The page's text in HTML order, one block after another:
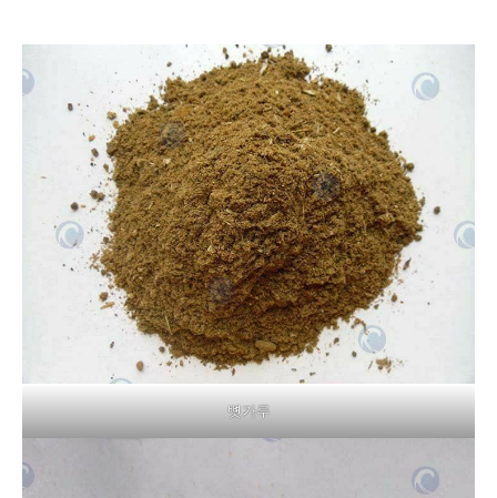
뼛가루